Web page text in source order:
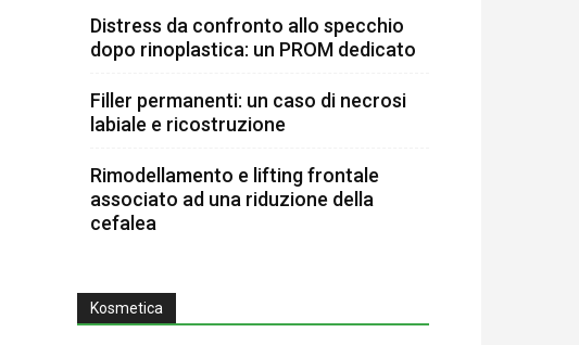
Distress da confronto allo specchio
dopo rinoplastica: un PROM dedicato
Filler permanenti: un caso di necrosi
labiale e ricostruzione
Rimodellamento e lifting frontale
associato ad una riduzione della
cefalea
Kosmetica